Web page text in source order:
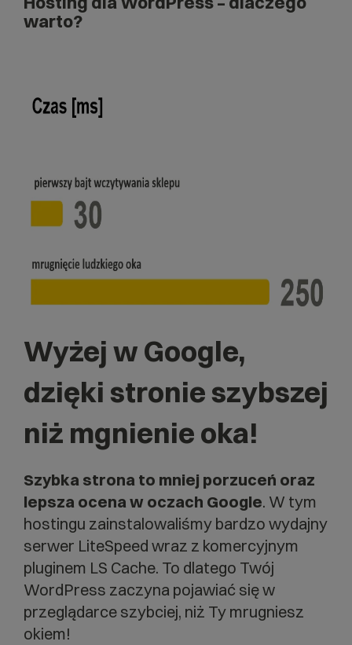
warto?
Wyżej w Google,
dzięki stronie szybszej
niż mgnienie oka!
Szybka strona to mniej porzuceń oraz
lepsza ocena w oczach Google. W tym
hostingu zainstalowaliśmy bardzo wydajny
serwer LiteSpeed wraz z komercyjnym
pluginem LS Cache. To dlatego Twój
WordPress zaczyna pojawiać się w
przeglądarce szybciej, niż Ty mrugniesz
okiem!